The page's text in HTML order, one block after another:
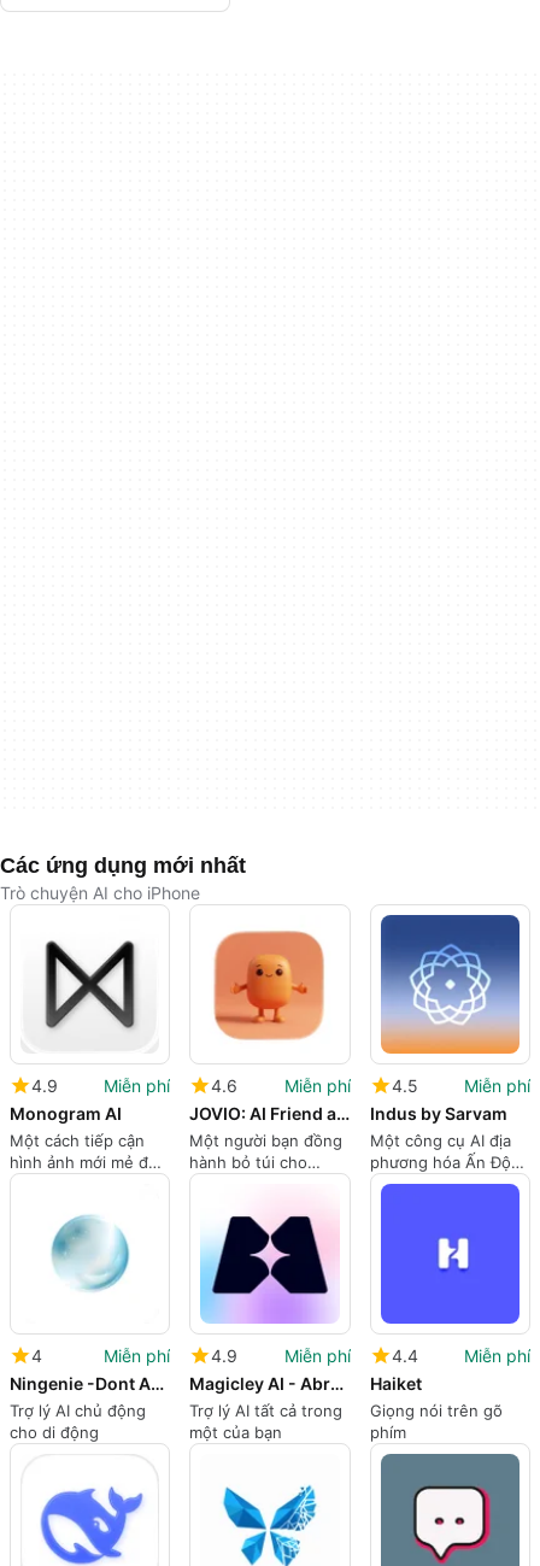
Các ứng dụng mới nhất
Trò chuyện AI cho iPhone
4.9
Miễn phí
Monogram AI
Một cách tiếp cận
hình ảnh mới mẻ đối
với tương tác AI
4.6
Miễn phí
JOVIO: AI Friend and journal
Một người bạn đồng
hành bỏ túi cho
những tâm trí hiện
4.5
Miễn phí
Indus by Sarvam
Một công cụ AI địa
phương hóa Ấn Độ
được xây dựng cho
4
Miễn phí
Ningenie -Dont Ask Just Task
Trợ lý AI chủ động
cho di động
4.9
Miễn phí
Magicley AI - Abrachatdabra
Trợ lý AI tất cả trong
một của bạn
4.4
Miễn phí
Haiket
Giọng nói trên gõ
phím